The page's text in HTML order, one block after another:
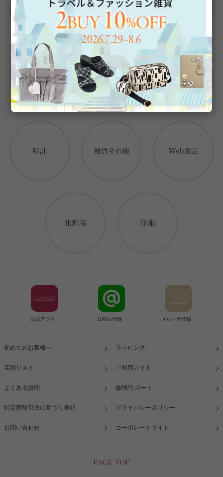
公式アプリ LINE@登録 メルマガ登録
初めてのお客様へ ラッピング
店舗リスト ご利用ガイド
よくある質問 修理/サポート
特定商取引法に基づく表記 プライバシーポリシー
お問い合わせ コーポレートサイト
PAGE TOP